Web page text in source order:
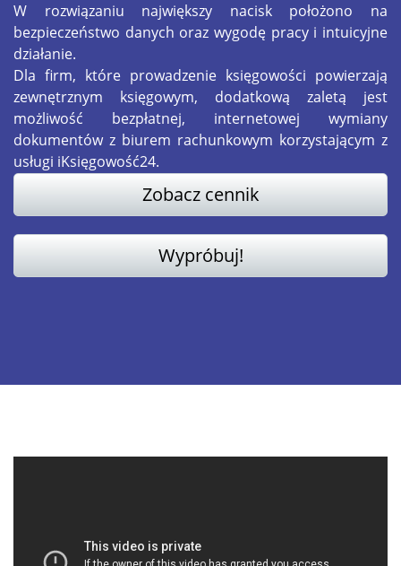
W rozwiązaniu największy nacisk położono na
bezpieczeństwo danych oraz wygodę pracy i intuicyjne
działanie.
Dla firm, które prowadzenie księgowości powierzają
zewnętrznym księgowym, dodatkową zaletą jest
możliwość bezpłatnej, internetowej wymiany
dokumentów z biurem rachunkowym korzystającym z
usługi iKsięgowość24.
Zobacz cennik
Wypróbuj!